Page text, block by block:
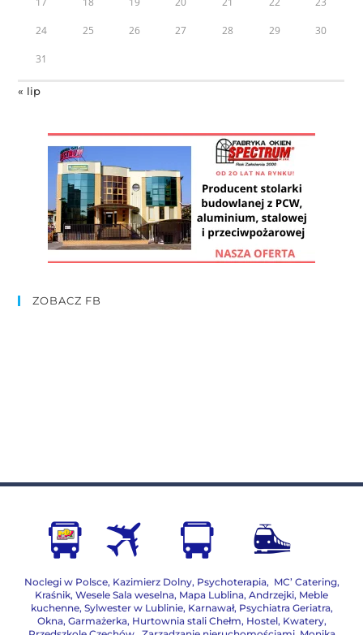
24 25 26 27 28 29 30
31
« lip
ZOBACZ FB
Noclegi w Polsce, Kazimierz Dolny, Psychoterapia, MC’ Catering,
Kraśnik, Wesele Sala weselna, Mapa Lublina, Andrzejki, Meble
kuchenne, Sylwester w Lublinie, Karnawał, Psychiatra Geriatra,
Okna, Garmażerka, Hurtownia stali Chełm, Hostel, Kwatery,